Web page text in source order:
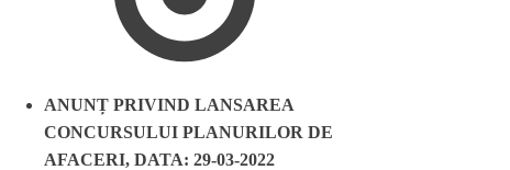
ANUNȚ PRIVIND LANSAREA
CONCURSULUI PLANURILOR DE
AFACERI, DATA: 29-03-2022